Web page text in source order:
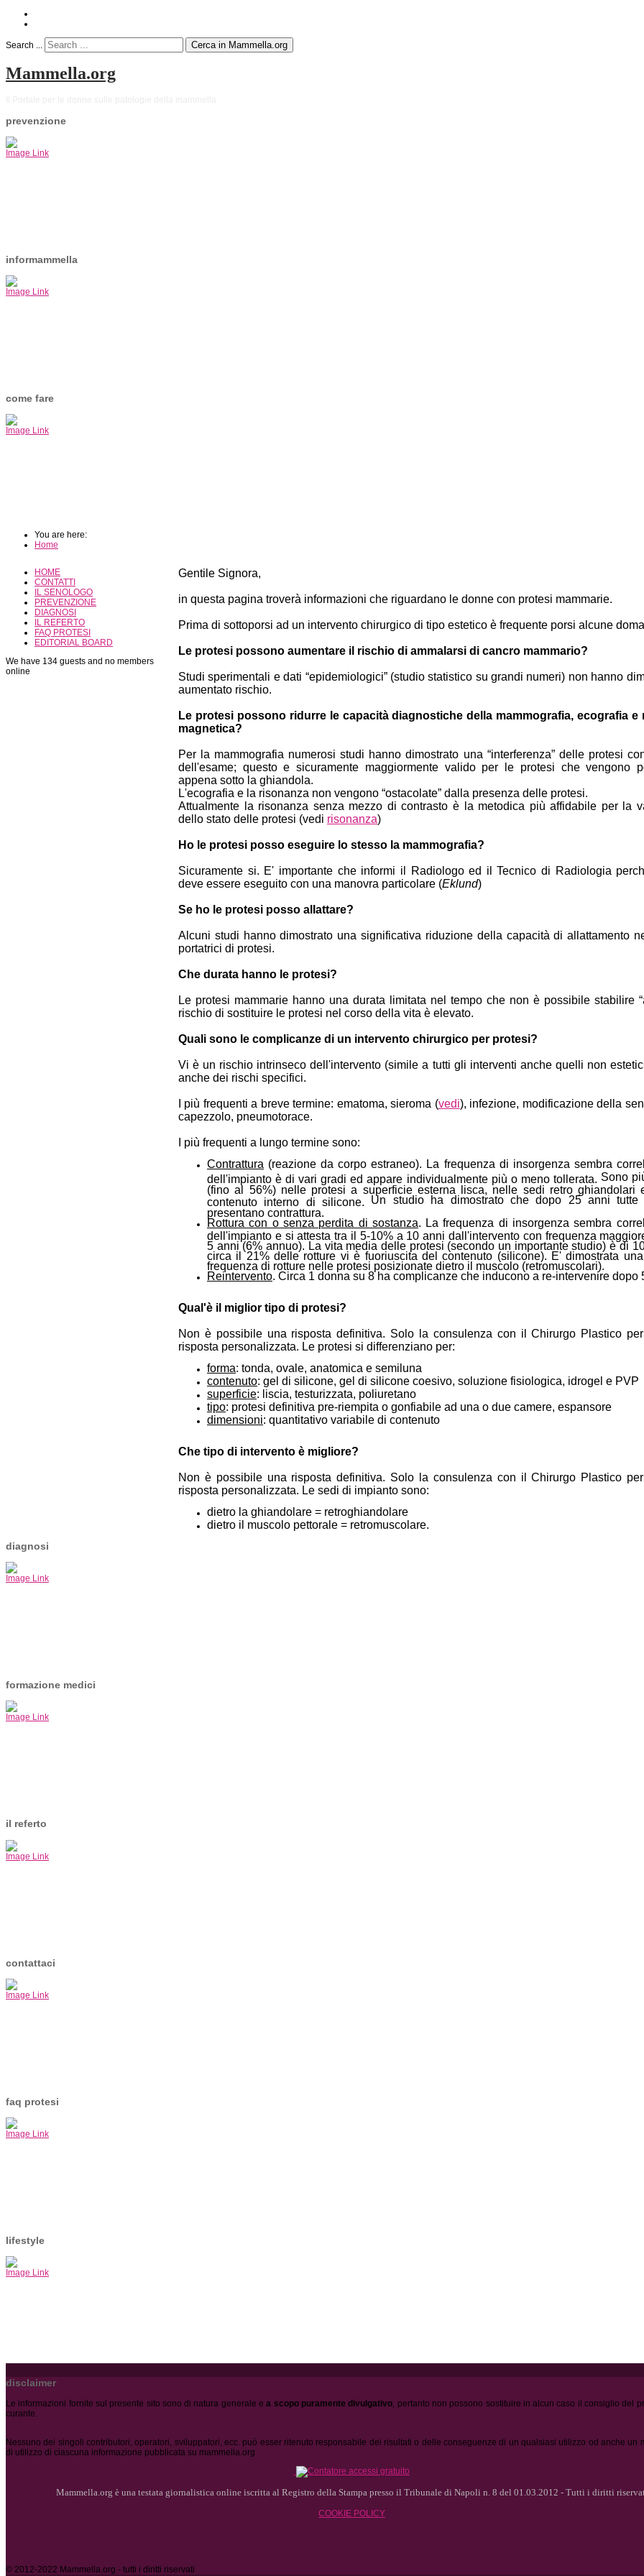
Search ... Cerca in Mammella.org
Mammella.org
prevenzione
Image Link
informammella
Image Link
come fare
Image Link
You are here:
Home
HOME
CONTATTI
IL SENOLOGO
PREVENZIONE
DIAGNOSI
IL REFERTO
FAQ PROTESI
EDITORIAL BOARD
We have 134 guests and no members
online
Gentile Signora,
in questa pagina troverà informazioni che riguardano le donne con protesi mammarie.
Prima di sottoporsi ad un intervento chirurgico di tipo estetico è frequente porsi alcune
Le protesi possono aumentare il rischio di ammalarsi di cancro mammario?
Studi sperimentali e dati “epidemiologici” (studio statistico su grandi numeri) non hanno
aumentato rischio.
Le protesi possono ridurre le capacità diagnostiche della mammografia, ecografia e
magnetica?
Per la mammografia numerosi studi hanno dimostrato una “interferenza” delle protesi
dell'esame; questo e sicuramente maggiormente valido per le protesi che vengono
appena sotto la ghiandola.
L'ecografia e la risonanza non vengono “ostacolate” dalla presenza delle protesi.
Attualmente la risonanza senza mezzo di contrasto è la metodica più affidabile per la
dello stato delle protesi (vedi risonanza)
Ho le protesi posso eseguire lo stesso la mammografia?
Sicuramente si. E' importante che informi il Radiologo ed il Tecnico di Radiologia
deve essere eseguito con una manovra particolare (Eklund)
Se ho le protesi posso allattare?
Alcuni studi hanno dimostrato una significativa riduzione della capacità di allattamento
portatrici di protesi.
Che durata hanno le protesi?
Le protesi mammarie hanno una durata limitata nel tempo che non è possibile stabilire
rischio di sostituire le protesi nel corso della vita è elevato.
Quali sono le complicanze di un intervento chirurgico per protesi?
Vi è un rischio intrinseco dell'intervento (simile a tutti gli interventi anche quelli non
anche dei rischi specifici.
I più frequenti a breve termine: ematoma, sieroma (vedi), infezione, modificazione della
capezzolo, pneumotorace.
I più frequenti a lungo termine sono:
Contrattura (reazione da corpo estraneo). La frequenza di insorgenza sembra
dell'impianto è di vari gradi ed appare individualmente più o meno tollerata. Sono
(fino al 56%) nelle protesi a superficie esterna lisca, nelle sedi retro ghiandolari
contenuto interno di silicone. Un studio ha dimostrato che dopo 25 anni tutte
presentano contrattura.
Rottura con o senza perdita di sostanza. La frequenza di insorgenza sembra
dell'impianto e si attesta tra il 5-10% a 10 anni dall'intervento con frequenza
5 anni (6% annuo). La vita media delle protesi (secondo un importante studio) è di
circa il 21% delle rotture vi è fuoriuscita del contenuto (silicone). E' dimostrata
frequenza di rotture nelle protesi posizionate dietro il muscolo (retromuscolari).
Reintervento. Circa 1 donna su 8 ha complicanze che inducono a re-intervenire dopo
Qual'è il miglior tipo di protesi?
Non è possibile una risposta definitiva. Solo la consulenza con il Chirurgo Plastico
risposta personalizzata. Le protesi si differenziano per:
forma: tonda, ovale, anatomica e semiluna
contenuto: gel di silicone, gel di silicone coesivo, soluzione fisiologica, idrogel e PVP
superficie: liscia, testurizzata, poliuretano
tipo: protesi definitiva pre-riempita o gonfiabile ad una o due camere, espansore
dimensioni: quantitativo variabile di contenuto
Che tipo di intervento è migliore?
Non è possibile una risposta definitiva. Solo la consulenza con il Chirurgo Plastico
risposta personalizzata. Le sedi di impianto sono:
dietro la ghiandolare = retroghiandolare
dietro il muscolo pettorale = retromuscolare.
diagnosi
Image Link
formazione medici
Image Link
il referto
Image Link
contattaci
Image Link
faq protesi
Image Link
lifestyle
Image Link
disclaimer
Le informazioni fornite sul presente sito sono di natura generale ea scopo puramente divulgativo , pertanto non possono sostituire in alcun caso il consiglio del
curante.
Nessuno dei singoli contributori, operatori, sviluppatori, ecc. può esser ritenuto responsabile dei risultati o delle conseguenze di un qualsiasi utilizzo od anche un
di utilizzo di ciascuna informazione pubblicata su mammella.org
Mammella.org è una testata giornalistica online iscritta al Registro della Stampa presso il Tribunale di Napoli n. 8 del 01.03.2012 - Tutti i diritti
COOKIE POLICY
© 2012-2022 Mammella.org - tutti i diritti riservati